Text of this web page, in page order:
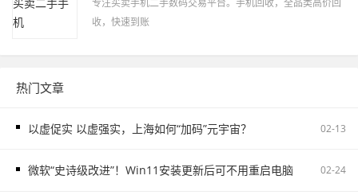
收，快速到账
热门文章
以虚促实 以虚强实，上海如何“加码”元宇宙？ 02-13
微软“史诗级改进”！Win11安装更新后可不用重启电脑 02-24